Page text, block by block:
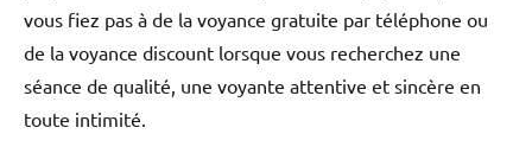
vous fiez pas à de la voyance gratuite par téléphone ou
de la voyance discount lorsque vous recherchez une
séance de qualité, une voyante attentive et sincère en
toute intimité.